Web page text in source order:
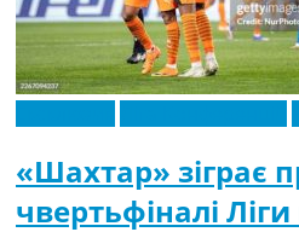
«Шахтар» зіграє
чвертьфіналі